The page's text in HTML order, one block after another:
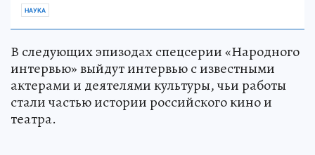
НАУКА
В следующих эпизодах спецсерии «Народного
интервью» выйдут интервью с известными
актерами и деятелями культуры, чьи работы
стали частью истории российского кино и
театра.